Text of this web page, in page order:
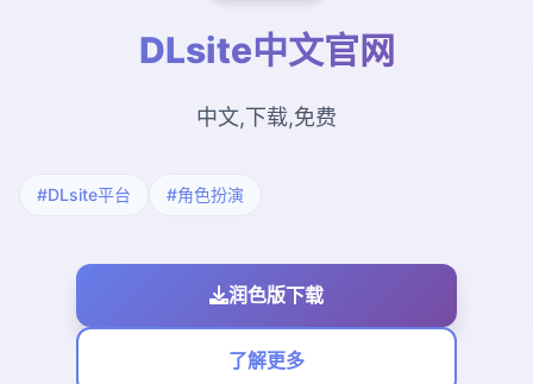
DLsite中文官网
中文,下载,免费
#DLsite平台 #角色扮演
润色版下载
了解更多